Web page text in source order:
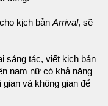
kịch bản Arrival, sẽ
sáng tác, viết kịch bản
nam nữ có khả năng
và không gian để